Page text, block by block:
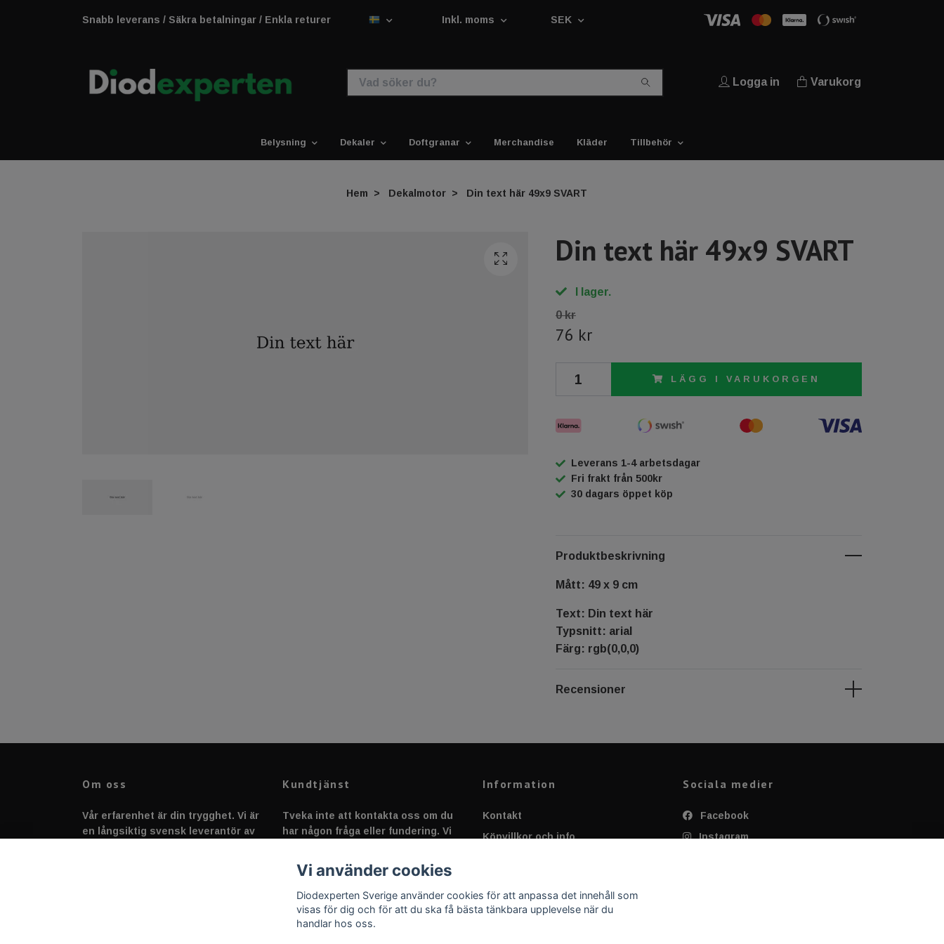
Snabb leverans / Säkra betalningar / Enkla returer Inkl. moms SEK
Logga in Varukorg
Belysning Dekaler Doftgranar Merchandise Kläder Tillbehör
Hem Dekalmotor Din text här 49x9 SVART
Din text här 49x9 SVART
I lager.
0 kr
76 kr
LÄGG I VARUKORGEN
Leverans 1-4 arbetsdagar
Fri frakt från 500kr
30 dagars öppet köp
Produktbeskrivning
Mått: 49 x 9 cm
Text: Din text här
Typsnitt: arial
Färg: rgb(0,0,0)
Recensioner
Om oss
Vår erfarenhet är din trygghet. Vi är
en långsiktig svensk leverantör av
Kundtjänst
Tveka inte att kontakta oss om du
har någon fråga eller fundering. Vi
Information
Kontakt
Köpvillkor och info
Applicering av Dekal
Sociala medier
Facebook
Instagram
Vi använder cookies
Diodexperten Sverige använder cookies för att anpassa det innehåll som
visas för dig och för att du ska få bästa tänkbara upplevelse när du
handlar hos oss.